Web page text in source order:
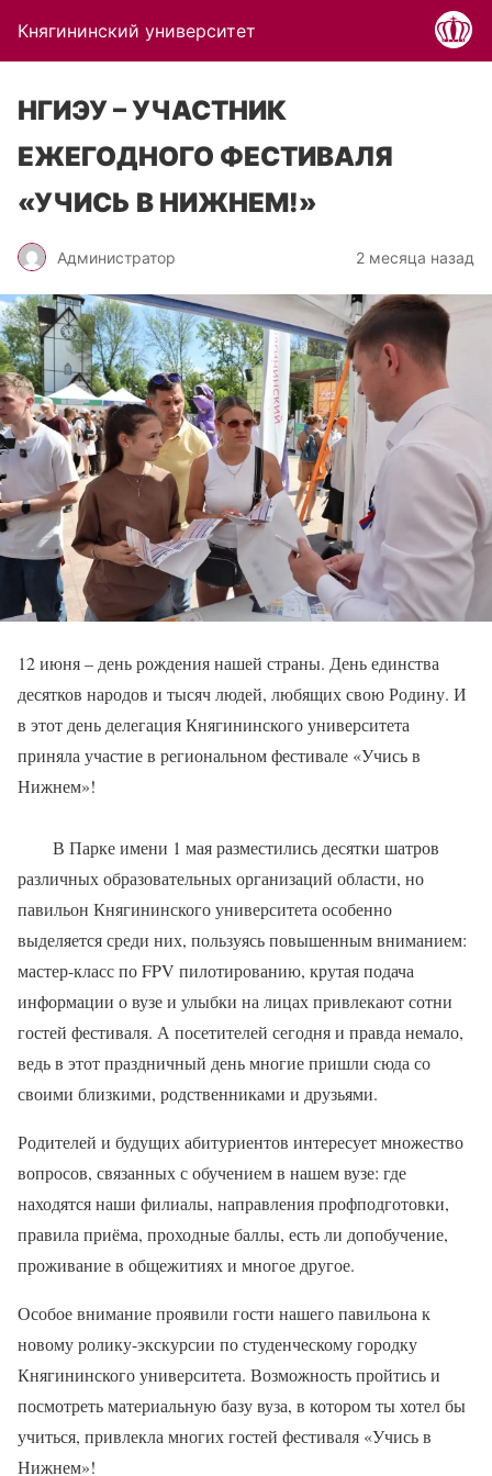
Княгининский университет
НГИЭУ – УЧАСТНИК
ЕЖЕГОДНОГО ФЕСТИВАЛЯ
«УЧИСЬ В НИЖНЕМ!»
Администратор 2 месяца назад
12 июня – день рождения нашей страны. День единства
десятков народов и тысяч людей, любящих свою Родину. И
в этот день делегация Княгининского университета
приняла участие в региональном фестивале «Учись в
Нижнем»!
В Парке имени 1 мая разместились десятки шатров
различных образовательных организаций области, но
павильон Княгининского университета особенно
выделяется среди них, пользуясь повышенным вниманием:
мастер-класс по FPV пилотированию, крутая подача
информации о вузе и улыбки на лицах привлекают сотни
гостей фестиваля. А посетителей сегодня и правда немало,
ведь в этот праздничный день многие пришли сюда со
своими близкими, родственниками и друзьями.
Родителей и будущих абитуриентов интересует множество
вопросов, связанных с обучением в нашем вузе: где
находятся наши филиалы, направления профподготовки,
правила приёма, проходные баллы, есть ли допобучение,
проживание в общежитиях и многое другое.
Особое внимание проявили гости нашего павильона к
новому ролику-экскурсии по студенческому городку
Княгининского университета. Возможность пройтись и
посмотреть материальную базу вуза, в котором ты хотел бы
учиться, привлекла многих гостей фестиваля «Учись в
Нижнем»!